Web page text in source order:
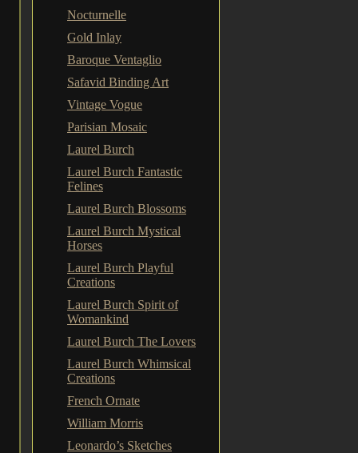
Nocturnelle
Gold Inlay
Baroque Ventaglio
Safavid Binding Art
Vintage Vogue
Parisian Mosaic
Laurel Burch
Laurel Burch Fantastic
Felines
Laurel Burch Blossoms
Laurel Burch Mystical
Horses
Laurel Burch Playful
Creations
Laurel Burch Spirit of
Womankind
Laurel Burch The Lovers
Laurel Burch Whimsical
Creations
French Ornate
William Morris
Leonardo’s Sketches